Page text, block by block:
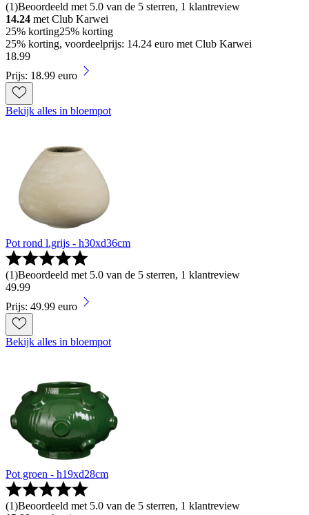
(1)Beoordeeld met 5.0 van de 5 sterren, 1 klantreview
14.24 met Club Karwei
25% korting25% korting
25% korting, voordeelprijs: 14.24 euro met Club Karwei
18.99
Prijs: 18.99 euro
Bekijk alles in bloempot
Pot rond l.grijs - h30xd36cm
(1)Beoordeeld met 5.0 van de 5 sterren, 1 klantreview
49.99
Prijs: 49.99 euro
Bekijk alles in bloempot
Pot groen - h19xd28cm
(1)Beoordeeld met 5.0 van de 5 sterren, 1 klantreview